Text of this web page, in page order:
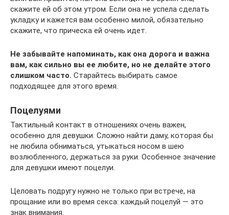
скажите ей об этом утром. Если она не успела сделать
укладку и кажется вам особенно милой, обязательно
скажите, что прическа ей очень идет.
Не забывайте напоминать, как она дорога и важна
вам, как сильно вы ее любите, но не делайте этого
слишком часто. Старайтесь выбирать самое
подходящее для этого время.
Поцелуями
Тактильный контакт в отношениях очень важен,
особенно для девушки. Сложно найти даму, которая бы
не любила обниматься, утыкаться носом в шею
возлюбленного, держаться за руки. Особенное значение
для девушки имеют поцелуи.
Целовать подругу нужно не только при встрече, на
прощание или во время секса: каждый поцелуй — это
знак внимания.